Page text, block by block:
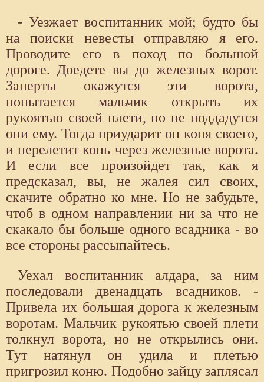
- Уезжает воспитанник мой; будто бы
на поиски невесты отправляю я его.
Проводите его в поход по большой
дороге. Доедете вы до железных ворот.
Заперты окажутся эти ворота,
попытается мальчик открыть их
рукоятью своей плети, но не поддадутся
они ему. Тогда приударит он коня своего,
и перелетит конь через железные ворота.
И если все произойдет так, как я
предсказал, вы, не жалея сил своих,
скачите обратно ко мне. Но не забудьте,
чтоб в одном направлении ни за что не
скакало бы больше одного всадника - во
все стороны рассыпайтесь.
Уехал воспитанник алдара, за ним
последовали двенадцать всадников. -
Привела их большая дорога к железным
воротам. Мальчик рукоятью своей плети
толкнул ворота, но не открылись они.
Тут натянул он удила и плетью
пригрозил коню. Подобно зайцу заплясал